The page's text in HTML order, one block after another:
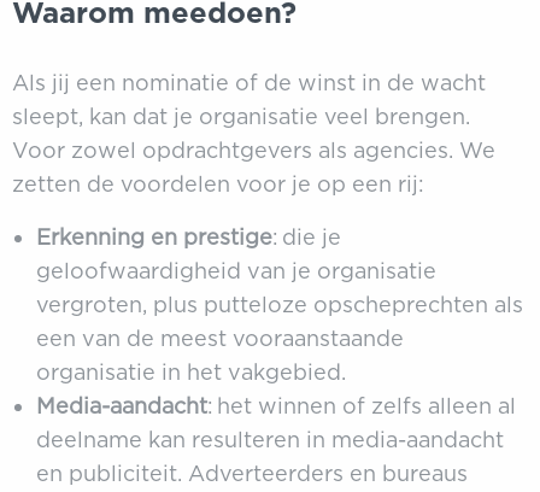
Waarom meedoen?
Als jij een nominatie of de winst in de wacht
sleept, kan dat je organisatie veel brengen.
Voor zowel opdrachtgevers als agencies. We
zetten de voordelen voor je op een rij:
Erkenning en prestige: die je
geloofwaardigheid van je organisatie
vergroten, plus putteloze opscheprechten als
een van de meest vooraanstaande
organisatie in het vakgebied.
Media-aandacht: het winnen of zelfs alleen al
deelname kan resulteren in media-aandacht
en publiciteit. Adverteerders en bureaus